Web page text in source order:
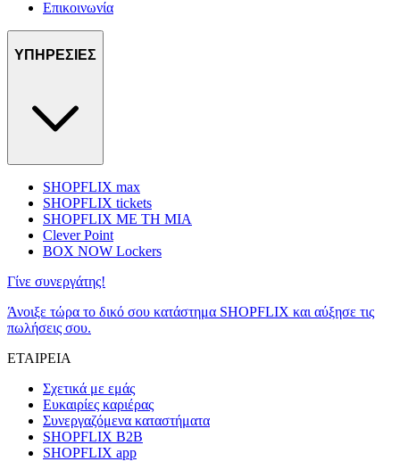
Επικοινωνία
ΥΠΗΡΕΣΙΕΣ
SHOPFLIX max
SHOPFLIX tickets
SHOPFLIX ΜΕ ΤΗ ΜΙΑ
Clever Point
BOX NOW Lockers
Γίνε συνεργάτης!
Άνοιξε τώρα το δικό σου κατάστημα SHOPFLIX και αύξησε τις
πωλήσεις σου.
ΕΤΑΙΡΕΙΑ
Σχετικά με εμάς
Ευκαιρίες καριέρας
Συνεργαζόμενα καταστήματα
SHOPFLIX B2B
SHOPFLIX app